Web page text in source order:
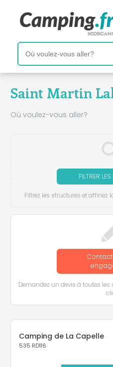
Saint Martin
Où voulez-vous aller?
FILTRER
Filtrez les structures et affinez
Demandez un devis à toutes
Camping de La Capelle
535 RD116